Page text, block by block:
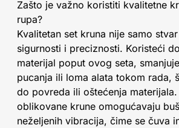
Zašto je važno koristiti kvalitetne
rupa?
Kvalitetan set kruna nije samo
sigurnosti i preciznosti. Koristeći
materijal poput ovog seta,
pucanja ili loma alata tokom rada,
do povreda ili oštećenja
oblikovane krune omogućavaju
neželjenih vibracija, čime se čuva